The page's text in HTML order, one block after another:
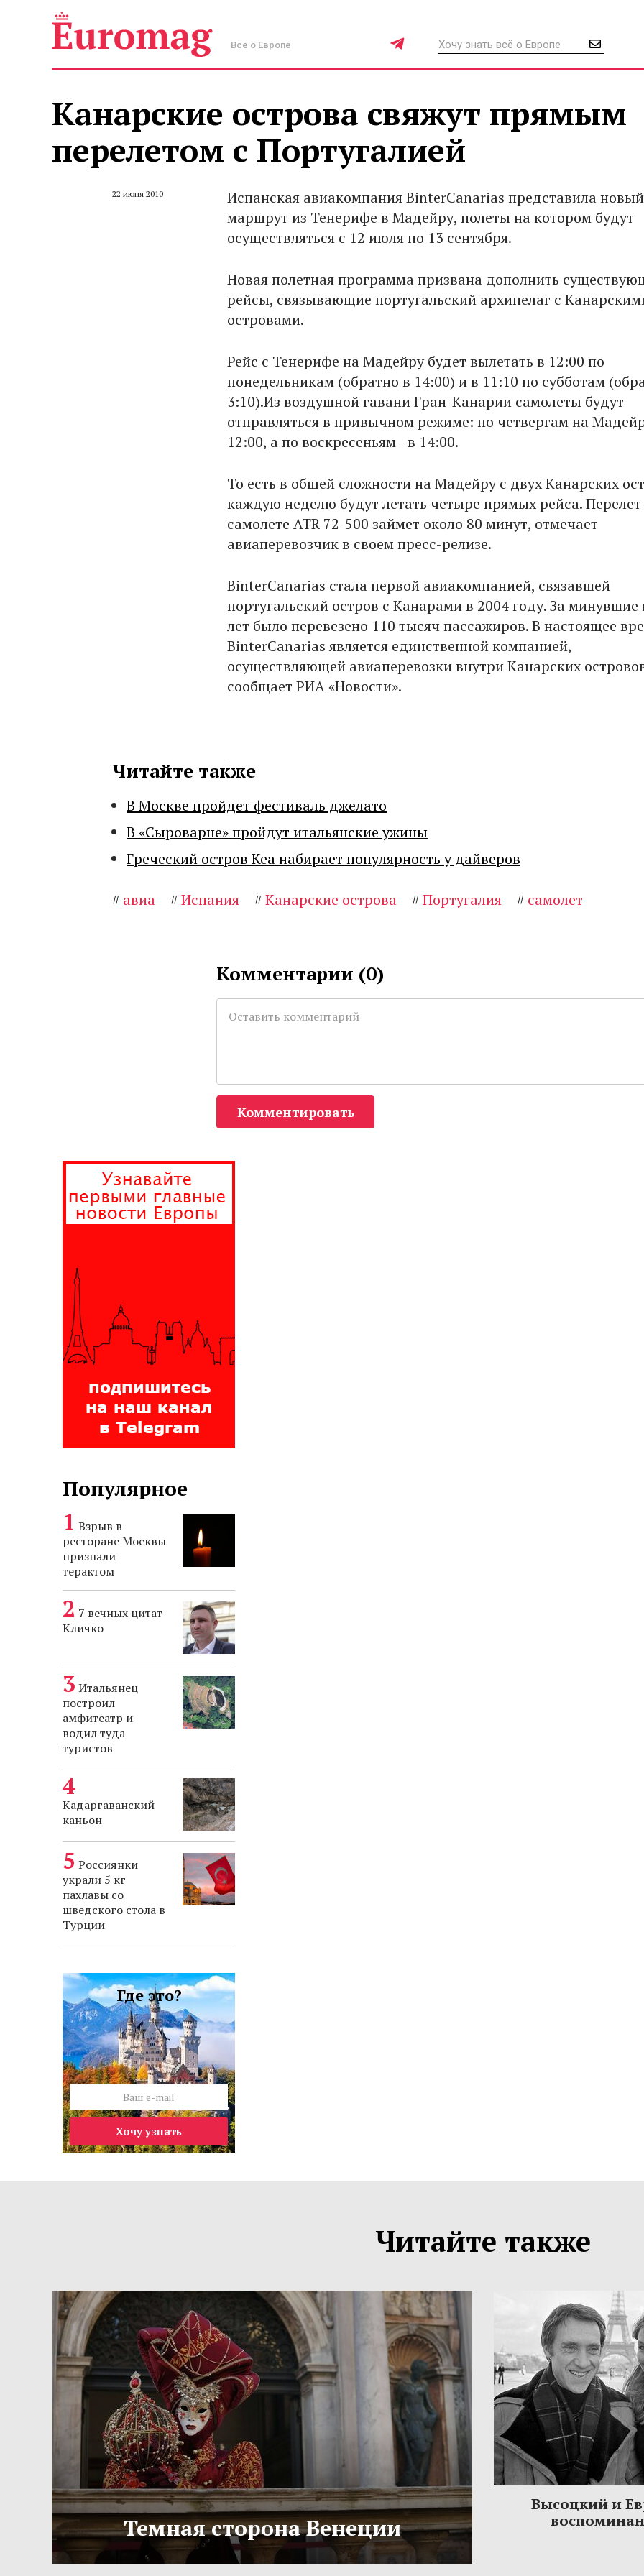
Всё о Европе
Канарские острова свяжут прямым
перелетом с Португалией
22 июня 2010
Испанская авиакомпания BinterCanarias представила новый
маршрут из Тенерифе в Мадейру, полеты на котором будут
осуществляться с 12 июля по 13 сентября.
Новая полетная программа призвана дополнить
рейсы, связывающие португальский архипелаг с
островами.
Рейс с Тенерифе на Мадейру будет вылетать в 12:00 по
понедельникам (обратно в 14:00) и в 11:10 по субботам
3:10).Из воздушной гавани Гран-Канарии самолеты будут
отправляться в привычном режиме: по четвергам на
12:00, а по воскресеньям - в 14:00.
То есть в общей сложности на Мадейру с двух Канарских
каждую неделю будут летать четыре прямых рейса.
самолете ATR 72-500 займет около 80 минут, отмечает
авиаперевозчик в своем пресс-релизе.
BinterCanarias стала первой авиакомпанией, связавшей
португальский остров с Канарами в 2004 году. За минувшие
лет было перевезено 110 тысяч пассажиров. В настоящее
BinterCanarias является единственной компанией,
осуществляющей авиаперевозки внутри Канарских
сообщает РИА «Новости».
Читайте также
В Москве пройдет фестиваль джелато
В «Сыроварне» пройдут итальянские ужины
Греческий остров Кеа набирает популярность у дайверов
# авиа #Испания #Канарские острова #Португалия # самолет
Комментарии (0)
Комментировать
Популярное
Взрыв в
ресторане Москвы
признали
терактом
7 вечных цитат
Кличко
Итальянец
построил
амфитеатр и
водил туда
туристов
Кадаргаванский
каньон
Россиянки
украли 5 кг
пахлавы со
шведского стола в
Турции
Где это?
Хочу узнать
Читайте также
Темная сторона Венеции
Высоцкий и